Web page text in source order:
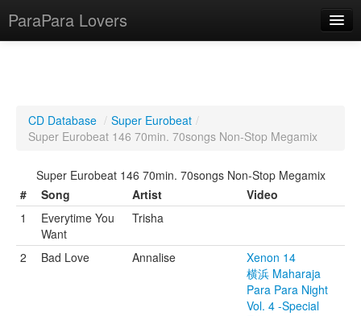
ParaPara Lovers
ParaPara Video Database
TechPara Video Database
CD Database
Lesson Database
CD Database / Super Eurobeat /
Super Eurobeat 146 70min. 70songs Non-Stop Megamix
Super Eurobeat 146 70min. 70songs Non-Stop Megamix
#
Song Artist
Video
1
Everytime You
Want
Trisha
2 Bad Love Annalise
Xenon 14
横浜 Maharaja
Para Para Night
Vol. 4 -Special